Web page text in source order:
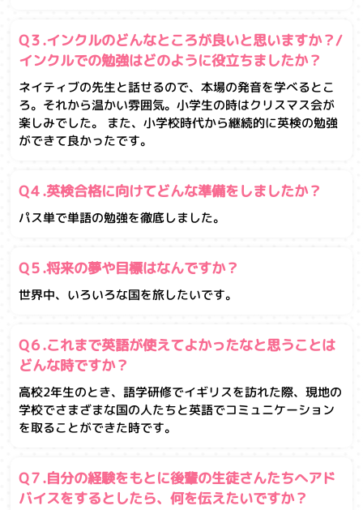
Q３.インクルのどんなところが良いと思いますか？/
インクルでの勉強はどのように役立ちましたか？
ネイティブの先生と話せるので、本場の発音を学べるとこ
ろ。それから温かい雰囲気。小学生の時はクリスマス会が
楽しみでした。 また、小学校時代から継続的に英検の勉強
ができて良かったです。
Q４.英検合格に向けてどんな準備をしましたか？
パス単で単語の勉強を徹底しました。
Q５.将来の夢や目標はなんですか？
世界中、いろいろな国を旅したいです。
Q６.これまで英語が使えてよかったなと思うことは
どんな時ですか？
高校2年生のとき、語学研修でイギリスを訪れた際、現地の
学校でさまざまな国の人たちと英語でコミュニケーション
を取ることができた時です。
Q７.自分の経験をもとに後輩の生徒さんたちへアド
バイスをするとしたら、何を伝えたいですか？